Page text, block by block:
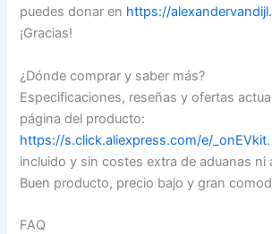
puedes donar en https://
¡Gracias!
¿Dónde comprar y saber más?
Especificaciones, reseñas y ofertas
página del producto:
https://s.click.aliexpress.com/e/_onEVkit
incluido y sin costes extra de aduanas ni
Buen producto, precio bajo y gran
FAQ